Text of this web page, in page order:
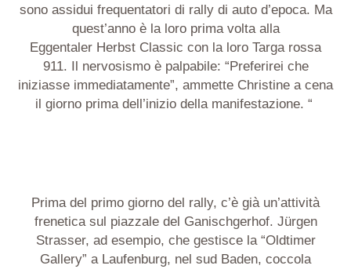
sono assidui frequentatori di rally di auto d’epoca. Ma
quest’anno è la loro prima volta alla
Eggentaler Herbst Classic con la loro Targa rossa
911. Il nervosismo è palpabile: “Preferirei che
iniziasse immediatamente”, ammette Christine a cena
il giorno prima dell’inizio della manifestazione. “
Prima del primo giorno del rally, c’è già un’attività
frenetica sul piazzale del Ganischgerhof. Jürgen
Strasser, ad esempio, che gestisce la “Oldtimer
Gallery” a Laufenburg, nel sud Baden, coccola